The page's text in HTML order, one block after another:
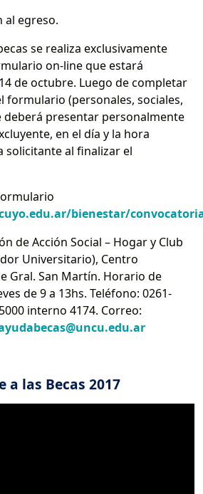
al egreso.
se realiza exclusivamente
on-line que estará
de octubre. Luego de completar
formulario (personales, sociales,
deberá presentar personalmente
en el día y la hora
solicitante al finalizar el
bienestar/
de Acción Social – Hogar y Club
Universitario), Centro
Gral. San Martín. Horario de
de 9 a 13hs. Teléfono: 0261-
interno 4174. Correo:
las Becas 2017